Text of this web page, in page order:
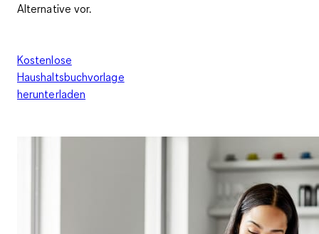
Alternative vor.
Kostenlose
Haushaltsbuchvorlage
herunterladen